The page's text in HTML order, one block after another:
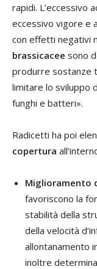
rapidi. L’eccessivo
eccessivo vigore e
con effetti negativi
brassicacee sono
produrre sostanze
limitare lo sviluppo
funghi e batteri».
Radicetti ha poi
copertura
Miglioramento
favoriscono la
stabilità della
della velocità
allontanamento
inoltre